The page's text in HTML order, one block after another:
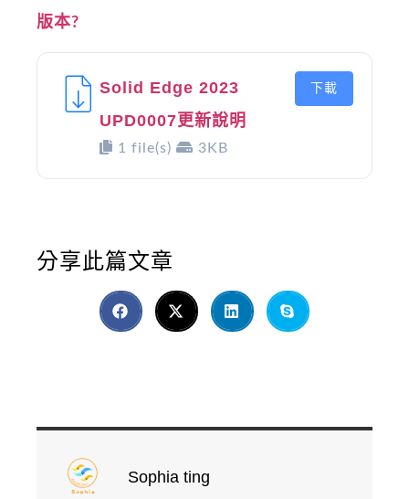
版本?
Solid Edge 2023
UPD0007更新說明
1 file(s) 3KB
下載
分享此篇文章
Sophia ting